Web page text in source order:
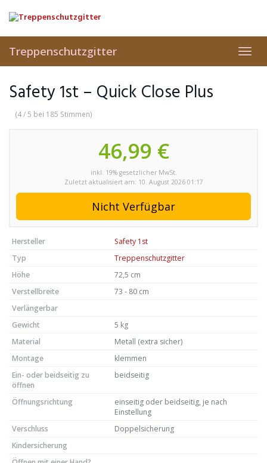
Treppenschutzgitter
Safety 1st – Quick Close Plus
(4 / 5 bei 185 Stimmen)
46,99 €
inkl. 19% gesetzlicher MwSt.
Zuletzt aktualisiert am: 10. August 2026 01:17
Nicht Verfügbar
Hersteller
Safety 1st
Typ
Treppenschutzgitter
Höhe
72,5 cm
Verstellbreite
73 - 80 cm
Verlängerbar
Gewicht
5 kg
Material
Metall (extra sicher)
Montage
klemmen
Ein- oder beidseitig zu
öffnen
beidseitig
Öffnungsrichtung
einseitig oder beidseitig, je nach
Einstellung
Verschluss
Doppelsicherung
Kindersicherung